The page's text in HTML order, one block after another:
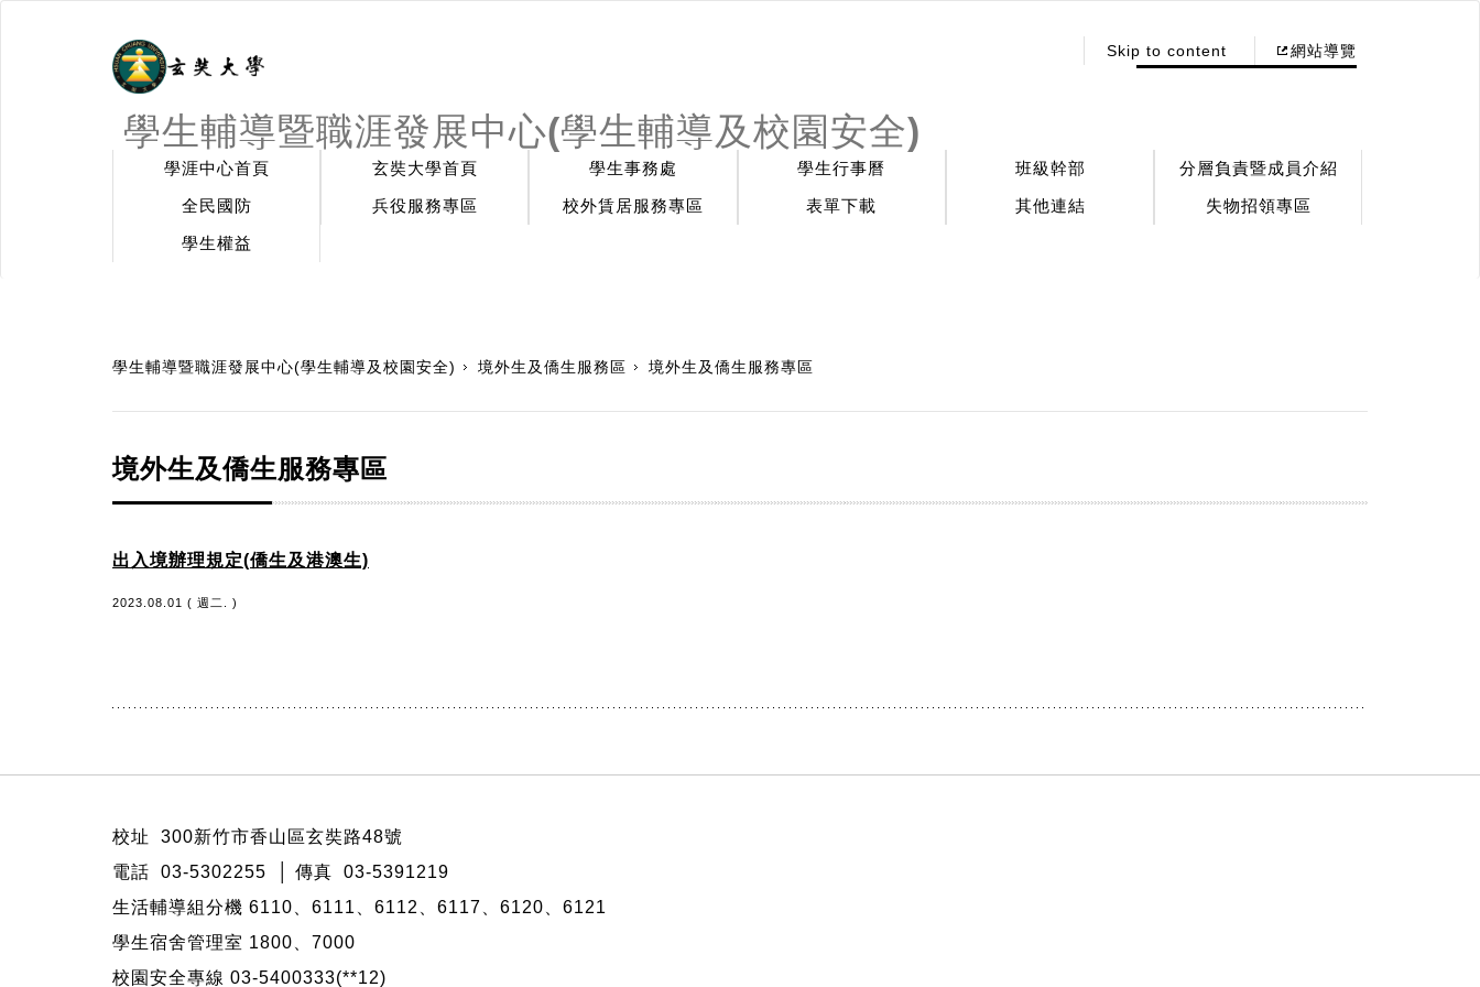
學生輔導暨職涯發展中心(學生輔導及校園安全)
Skip to content 網站導覽
學涯中心首頁 玄奘大學首頁 學生事務處 學生行事曆 班級幹部
分層負責暨成員介紹
全民國防
兵役服務專區 校外賃居服務專區 表單下載 其他連結
失物招領專區
學生權益
學生輔導暨職涯發展中心(學生輔導及校園安全) 境外生及僑生服務區 境外生及僑生服務專區
境外生及僑生服務專區
出入境辦理規定(僑生及港澳生)
2023.08.01 ( 週二. )
校址 300新竹市香山區玄奘路48號
電話 03-5302255 │ 傳真 03-5391219
生活輔導組分機 6110、6111、6112、6117、6120、6121
學生宿舍管理室 1800、7000
校園安全專線 03-5400333(**12)